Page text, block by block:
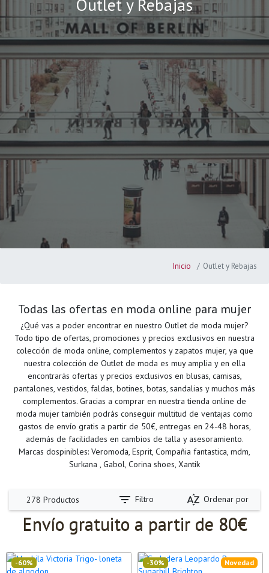
Outlet y Rebajas
Inicio Outlet y Rebajas
Todas las ofertas en moda online para mujer
¿Qué vas a poder encontrar en nuestro Outlet de moda mujer?
Todo tipo de ofertas, promociones y precios exclusivos en nuestra
colección de moda online, complementos y zapatos mujer, ya que
nuestra colección de Outlet de moda es muy amplia y en ella
encontrarás ofertas y precios exclusivos en blusas, camisas,
pantalones, vestidos, faldas, botines, botas, sandalias y muchos más
complementos. Gracias a comprar en nuestra tienda online de
moda mujer también podrás conseguir multitud de ventajas como
gastos de envío gratis a partir de 50€, entregas en 24-48 horas,
además de facilidades en cambios de talla y asesoramiento.
Marcas dospinibles: Veromoda, Esprit, Compañia fantastica, mdm,
Surkana , Gabol, Corina shoes, Xantik
278 Productos filter_list Filtro sort_by_alpha Ordenar por
Envío gratuito a partir de 80€
-60% Novedad
-30%